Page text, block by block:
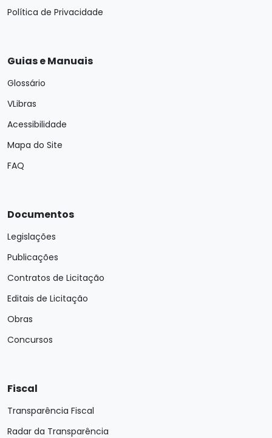
Política de Privacidade
Guias e Manuais
Glossário
VLibras
Acessibilidade
Mapa do Site
FAQ
Documentos
Legislações
Publicações
Contratos de Licitação
Editais de Licitação
Obras
Concursos
Fiscal
Transparência Fiscal
Radar da Transparência